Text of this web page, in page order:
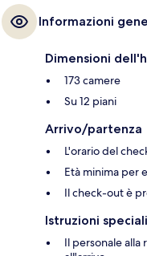
Informazioni
Dimensioni
173 camere
Su 12 piani
Arrivo/partenza
L'orario del
Età minima per
Il check-out è
Istruzioni
Il personale